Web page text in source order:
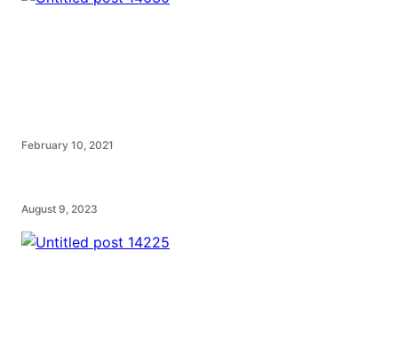
February 10, 2021
August 9, 2023